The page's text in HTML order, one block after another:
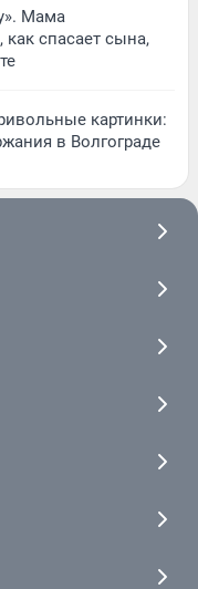
Мама
спасает сына,
картинки:
в Волгограде